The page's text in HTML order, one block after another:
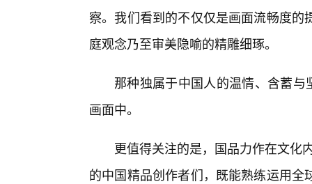
察。我们看到的不仅仅是画面流畅度
庭观念乃至审美隐喻的精雕细琢。
那种独属于中国人的温情、含蓄
画面中。
更值得关注的是，国品力作在文化
的中国精品创作者们，既能熟练运用